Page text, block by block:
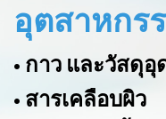
อุตสาหกร
• กาว และวัสดุอุ
• สารเคลือบผิว